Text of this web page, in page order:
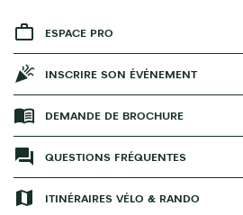
ESPACE PRO
INSCRIRE SON ÉVÉNEMENT
DEMANDE DE BROCHURE
QUESTIONS FRÉQUENTES
ITINÉRAIRES VÉLO & RANDO